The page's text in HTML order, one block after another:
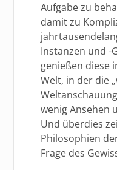
Aufgabe zu
damit zu
Instanzen und -
genießen diese
Welt, in der die
wenig Ansehen
Und überdies
Philosophien
Frage des